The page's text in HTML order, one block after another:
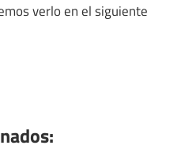
verlo en el siguiente